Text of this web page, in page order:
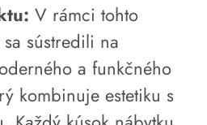
V rámci tohto
sústredili na
a funkčného
kombinuje estetiku s